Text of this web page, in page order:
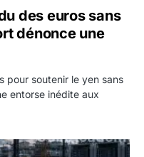
des euros sans
dénonce une
pour soutenir le yen sans
entorse inédite aux
de 11 milliards de